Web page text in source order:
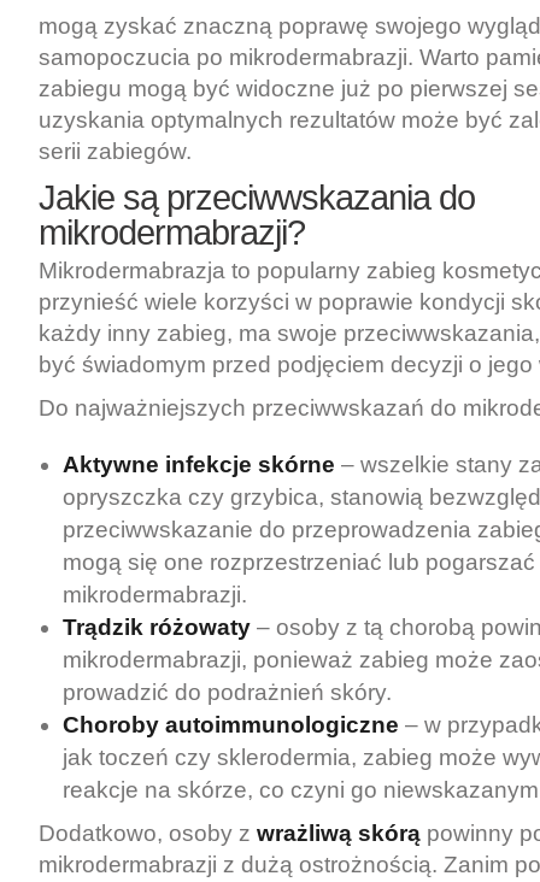
mogą zyskać znaczną poprawę swojego
samopoczucia po mikrodermabrazji. Warto
zabiegu mogą być widoczne już po pierwszej
uzyskania optymalnych rezultatów może być
serii zabiegów.
Jakie są przeciwwskazania do
mikrodermabrazji?
Mikrodermabrazja to popularny zabieg
przynieść wiele korzyści w poprawie kondycji
każdy inny zabieg, ma swoje
być świadomym przed podjęciem decyzji o
Do najważniejszych przeciwwskazań do
Aktywne infekcje skórne – wszelkie stany
opryszczka czy grzybica, stanowią
przeciwwskazanie do przeprowadzenia
mogą się one rozprzestrzeniać lub
mikrodermabrazji.
Trądzik różowaty – osoby z tą chorobą
mikrodermabrazji, ponieważ zabieg może
prowadzić do podrażnień skóry.
Choroby autoimmunologiczne – w
jak toczeń czy sklerodermia, zabieg może
reakcje na skórze, co czyni go
Dodatkowo, osoby z wrażliwą skórą powinny
mikrodermabrazji z dużą ostrożnością. Zanim